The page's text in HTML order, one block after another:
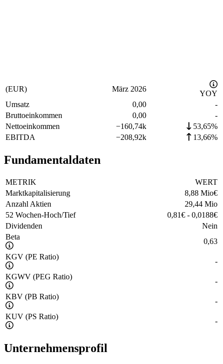
(EUR) März 2026
YOY
Umsatz
0,00
-
Bruttoeinkommen
0,00
-
Nettoeinkommen
−160,74k
53,65%
EBITDA
−208,92k 13,66%
Fundamentaldaten
METRIK
WERT
Marktkapitalisierung
8,88 Mio€
Anzahl Aktien
29,44 Mio
52 Wochen-Hoch/Tief
0,81€ - 0,0188€
Dividenden
Nein
Beta
0,63
KGV (PE Ratio)
-
KGWV (PEG Ratio)
-
KBV (PB Ratio)
-
KUV (PS Ratio)
-
Unternehmensprofil